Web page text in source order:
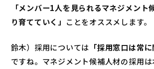
「メンバー1人を見られるマネジメント
り育てていく」 ことをオススメします。
鈴木）採用については 「採用窓口は常
ですね。マネジメント候補人材の採用